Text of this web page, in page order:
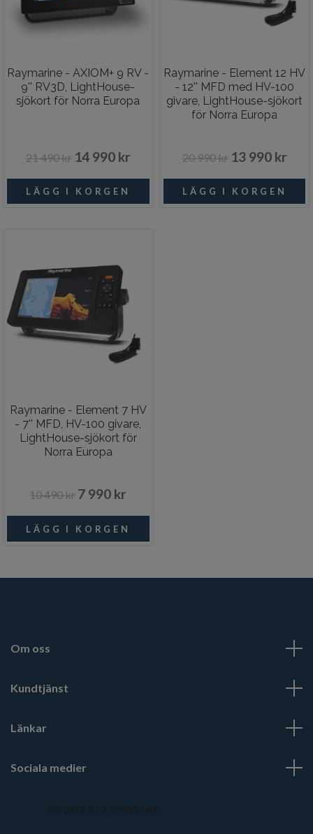
Raymarine - AXIOM+ 9 RV -
9'' RV3D, LightHouse-
sjökort för Norra Europa
21 490 kr 14 990 kr
Raymarine - Element 12 HV
- 12'' MFD med HV-100
givare, LightHouse-sjökort
för Norra Europa
20 990 kr 13 990 kr
Raymarine - Element 7 HV
- 7'' MFD, HV-100 givare,
LightHouse-sjökort för
Norra Europa
10 490 kr 7 990 kr
Om oss
Kundtjänst
Länkar
Sociala medier